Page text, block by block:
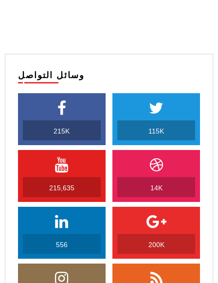
وسائل التواصل
215K 115K
215,635 14K
556 200K